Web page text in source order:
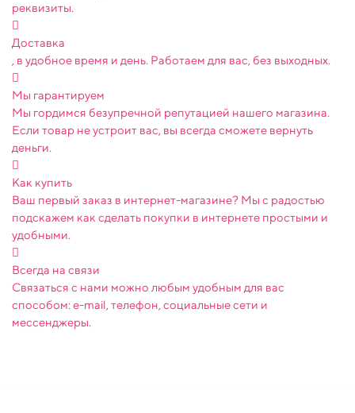
реквизиты.
Доставка
, в удобное время и день. Работаем для вас, без выходных.
Мы гарантируем
Мы гордимся безупречной репутацией нашего магазина.
Если товар не устроит вас, вы всегда сможете вернуть
деньги.
Как купить
Ваш первый заказ в интернет-магазине? Мы с радостью
подскажем как сделать покупки в интернете простыми и
удобными.
Всегда на связи
Связаться с нами можно любым удобным для вас
способом: e-mail, телефон, социальные сети и
мессенджеры.